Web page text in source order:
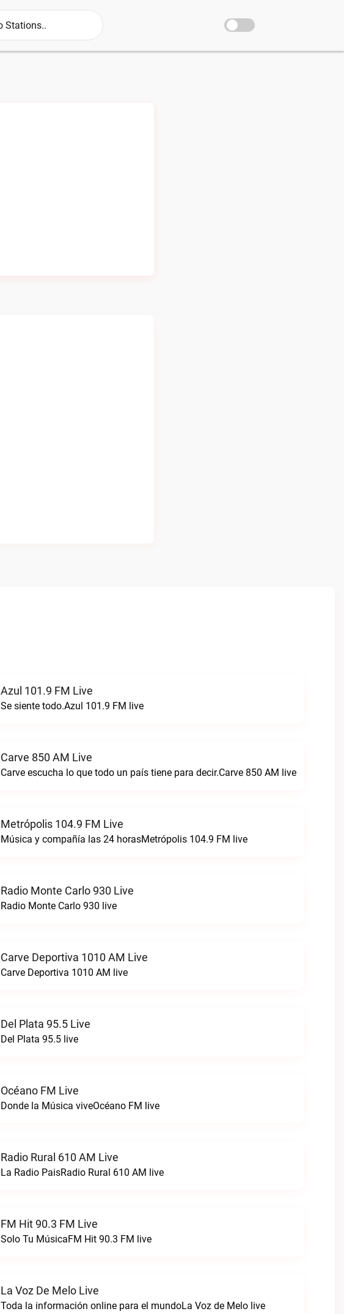
Azul 101.9 FM Live
Se siente todo.Azul 101.9 FM live
Carve 850 AM Live
Carve escucha lo que todo un país tiene para decir.Carve 850 AM live
Metrópolis 104.9 FM Live
Música y compañía las 24 horasMetrópolis 104.9 FM live
Radio Monte Carlo 930 Live
Radio Monte Carlo 930 live
Carve Deportiva 1010 AM Live
Carve Deportiva 1010 AM live
Del Plata 95.5 Live
Del Plata 95.5 live
Océano FM Live
Donde la Música viveOcéano FM live
Radio Rural 610 AM Live
La Radio PaisRadio Rural 610 AM live
FM Hit 90.3 FM Live
Solo Tu MúsicaFM Hit 90.3 FM live
La Voz De Melo Live
Toda la información online para el mundoLa Voz de Melo live